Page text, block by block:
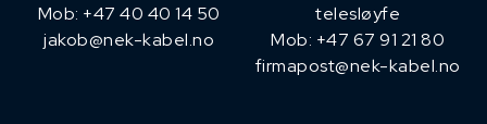
Mob: +47 40 40 14 50
jakob@nek-kabel.no
telesløyfe
Mob: +47 67 91 21 80
firmapost@nek-kabel.no